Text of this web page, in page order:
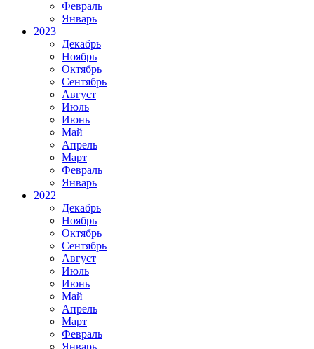
Февраль
Январь
2023
Декабрь
Ноябрь
Октябрь
Сентябрь
Август
Июль
Июнь
Май
Апрель
Март
Февраль
Январь
2022
Декабрь
Ноябрь
Октябрь
Сентябрь
Август
Июль
Июнь
Май
Апрель
Март
Февраль
Январь